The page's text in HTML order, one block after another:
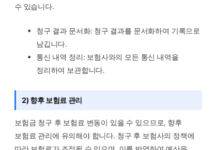
수 있습니다.
청구 결과 문서화: 청구 결과를 문서화하여 기록으로
남깁니다.
통신 내역 정리: 보험사와의 모든 통신 내역을
정리하여 보관합니다.
2) 향후 보험료 관리
보험금 청구 후 보험료 변동이 있을 수 있으므로, 향후
보험료 관리에 유의해야 합니다. 청구 후 보험사의 정책에